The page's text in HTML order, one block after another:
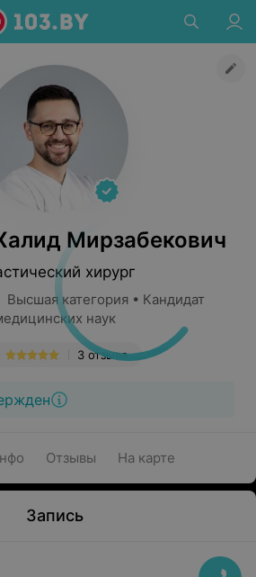
Мирзабекович
хирург
категория • Кандидат
наук
3 отзыва
Отзывы На карте
Запись